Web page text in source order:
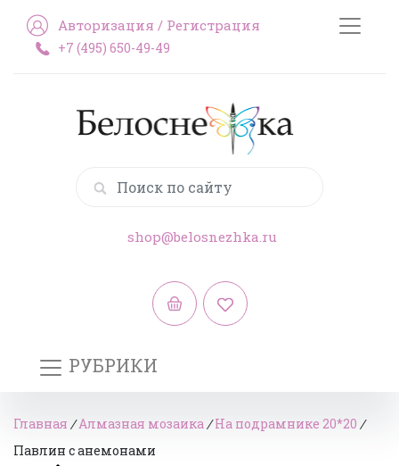
Авторизация / Регистрация
+7 (495) 650-49-49
shop@belosnezhka.ru
РУБРИКИ
Главная /Алмазная мозаика /На подрамнике 20*20 /
Павлин с анемонами